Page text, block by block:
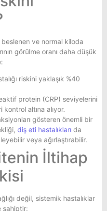
ve normal kiloda
görülme oranı daha düşük
riskini yaklaşık %40
protein (CRP) seviyelerini
altına alıyor.
gösteren önemli bir
diş eti hastalıkları da
veya ağırlaştırabilir.
İltihap
değil, sistemik hastalıklar
sahiptir: